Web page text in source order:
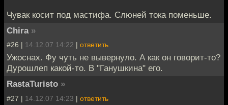
Чувак косит под мастифа. Слюней тока поменьше.
Chira »
#26 | 14.12.07 14:22 | ответить
Ужоснах. Фу чуть не вывернуло. А как он говорит-то?
Дурошлеп какой-то. В "Ганушкина" его.
RastaTuristo »
#27 | 14.12.07 14:23 | ответить